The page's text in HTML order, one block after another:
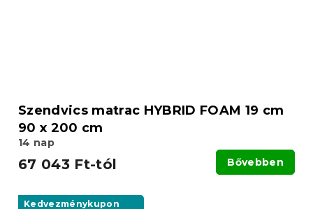
Szendvics matrac HYBRID FOAM 19 cm
90 x 200 cm
14 nap
67 043 Ft-tól Bővebben
Kedvezménykupon